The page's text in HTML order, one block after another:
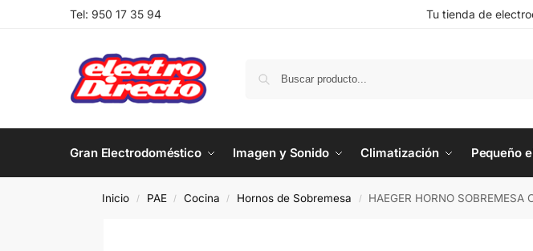
Tel: 950 17 35 94 Tu tienda de
Gran Electrodoméstico Imagen y Sonido Climatización Pequeño
Inicio / PAE / Cocina / Hornos de Sobremesa / HAEGER HORNO